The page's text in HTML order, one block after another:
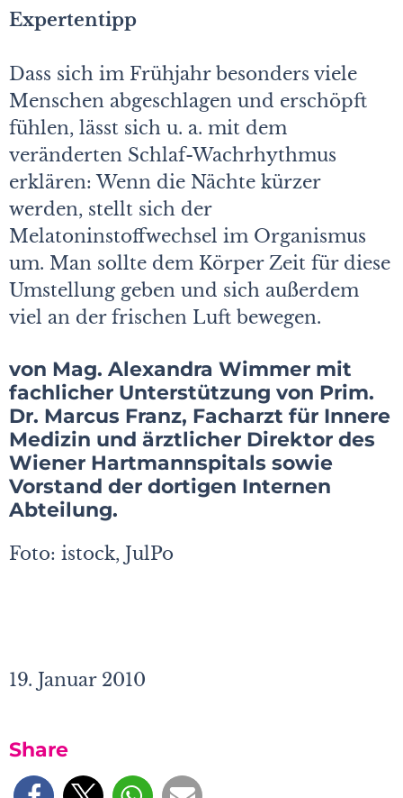
Expertentipp
Dass sich im Frühjahr besonders viele
Menschen abgeschlagen und erschöpft
fühlen, lässt sich u. a. mit dem
veränderten Schlaf-Wachrhythmus
erklären: Wenn die Nächte kürzer
werden, stellt sich der
Melatoninstoffwechsel im Organismus
um. Man sollte dem Körper Zeit für diese
Umstellung geben und sich außerdem
viel an der frischen Luft bewegen.
von Mag. Alexandra Wimmer mit
fachlicher Unterstützung von Prim.
Dr. Marcus Franz, Facharzt für Innere
Medizin und ärztlicher Direktor des
Wiener Hartmannspitals sowie
Vorstand der dortigen Internen
Abteilung.
Foto: istock, JulPo
19. Januar 2010
Share